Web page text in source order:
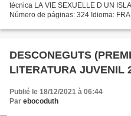
técnica LA VIE SEXUELLE D UN
Número de páginas: 324 Idioma:
DESCONEGUTS
Publié le 18/12/2021 à 06:44
Par ebocoduth